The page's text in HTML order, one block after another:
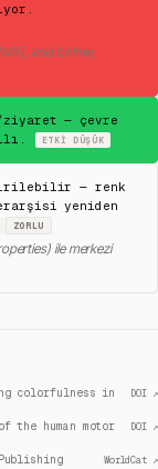
kod bölme,
ziyaret — çevre
ETKI DÜŞÜK
— renk
yeniden
ZORLU
ile merkezi
colorfulness in
DOI ↗
human motor
DOI ↗
WorldCat ↗